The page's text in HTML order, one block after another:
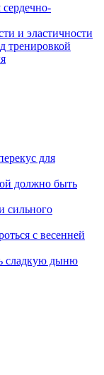
и эластичности
тренировкой
для
должно быть
сильного
с весенней
сладкую дыню